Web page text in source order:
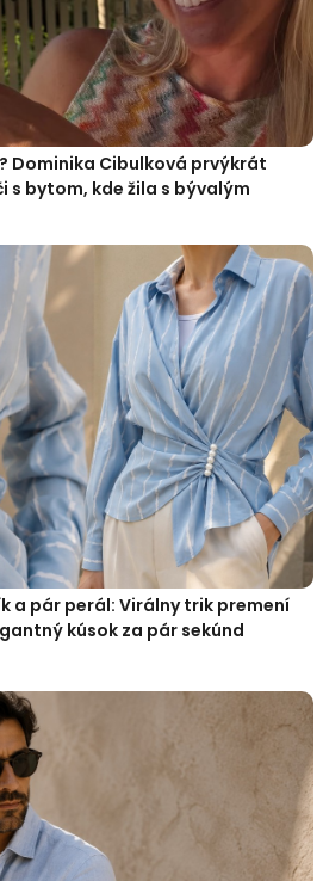
Dominika Cibulková prvýkrát
s bytom, kde žila s bývalým
a pár perál: Virálny trik premení
kúsok za pár sekúnd